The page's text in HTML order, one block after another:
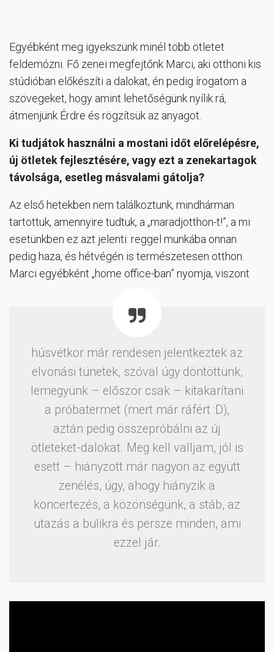
Egyébként meg igyekszünk minél több ötletet
feldemózni. Fő zenei megfejtőnk Marci, aki otthoni kis
stúdióban előkészíti a dalokat, én pedig írogatom a
szövegeket, hogy amint lehetőségünk nyílik rá,
átmenjünk Érdre és rögzítsük az anyagot.
Ki tudjátok használni a mostani időt előrelépésre,
új ötletek fejlesztésére, vagy ezt a zenekartagok
távolsága, esetleg másvalami gátolja?
Az első hetekben nem találkoztunk, mindhárman
tartottuk, amennyire tudtuk, a „maradjotthon-t!”, a mi
esetünkben ez azt jelenti: reggel munkába onnan
pedig haza, és hétvégén is természetesen otthon.
Marci egyébként „home office-ban” nyomja, viszont
húsvétkor már rendesen jelentkeztek az
elvonási tünetek, szóval úgy döntöttünk,
lemegyünk – először csak – kitakarítani
a próbatermet (mert már ráfért :D),
aztán pedig összepróbálni az új
ötleteket-dalokat. Meg kell valljam, jól is
esett – hiányzott már nagyon az együtt
zenélés, úgy, ahogy hiányzik a
koncertezés, a közönségünk, a stáb, az
utazás a bulikra és persze minden, ami
ezzel jár.